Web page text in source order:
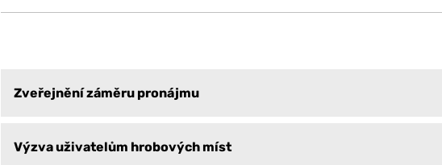
Zveřejnění záměru pronájmu
Výzva uživatelům hrobových míst